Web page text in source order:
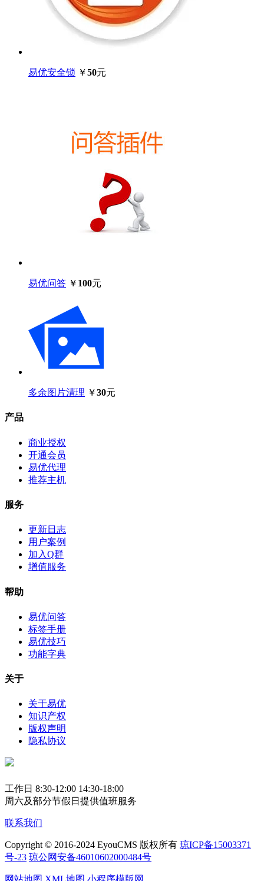
易优安全锁 ￥50元
易优问答 ￥ 100元
多余图片清理 ￥30元
产品
商业授权
开通会员
易优代理
推荐主机
服务
更新日志
用户案例
加入Q群
增值服务
帮助
易优问答
标签手册
易优技巧
功能字典
关于
关于易优
知识产权
版权声明
隐私协议
工作日 8:30-12:00 14:30-18:00
周六及部分节假日提供值班服务
联系我们
Copyright © 2016-2024 EyouCMS 版权所有 琼ICP备15003371
号-23 琼公网安备46010602000484号